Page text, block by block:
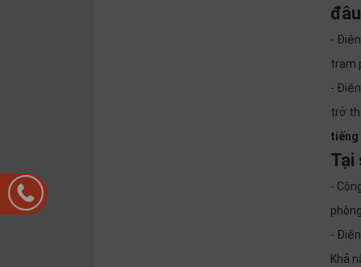
-
trạm
-
trở
tiếng
Tại
-
-
Khả